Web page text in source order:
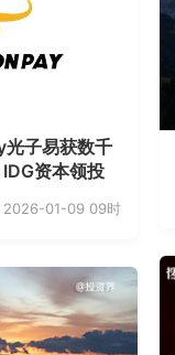
子易获数千
资本领投
2026-01-09 09时